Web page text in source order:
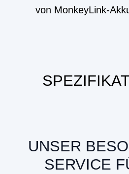
von MonkeyLink-
UNSER
SERVICE